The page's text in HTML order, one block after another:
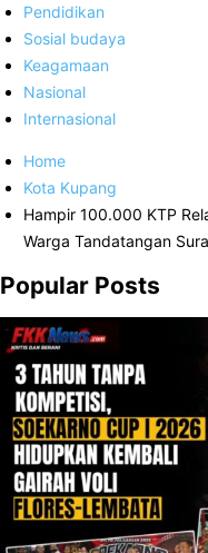
Pendidikan
Sosial budaya
Keagamaan
Nasional
Internasional
Home
Kota Kupang
Hampir 100.000 KTP
Warga Tandatangan
Popular Posts